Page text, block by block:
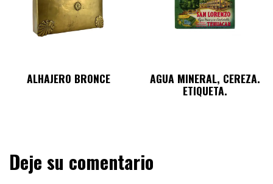
ALHAJERO BRONCE AGUA MINERAL, CEREZA.
ETIQUETA.
Deje su comentario